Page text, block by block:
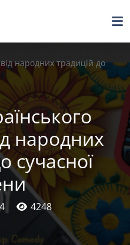
народних традицій до
народних
сучасної
4248